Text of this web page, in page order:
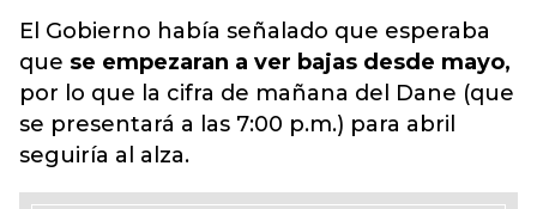
El Gobierno había señalado que esperaba
que se empezaran a ver bajas desde mayo,
por lo que la cifra de mañana del Dane (que
se presentará a las 7:00 p.m.) para abril
seguiría al alza.